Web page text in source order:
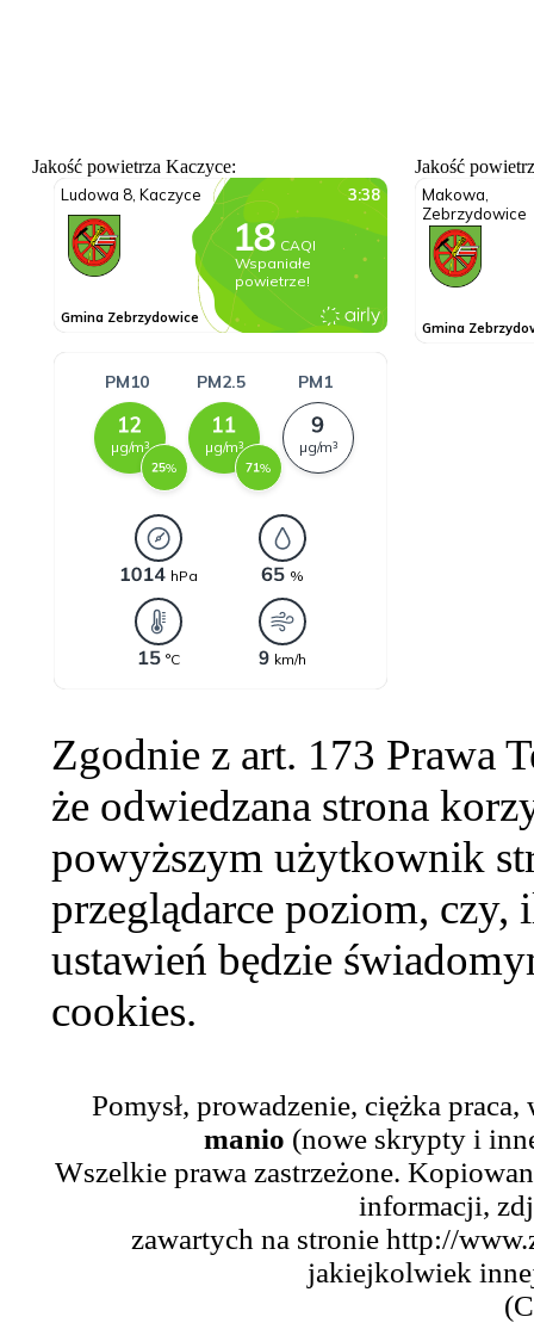
Jakość powietrza Kaczyce: Jakość
Zgodnie z art. 173 Prawa
że odwiedzana strona
powyższym użytkownik
przeglądarce poziom,
ustawień będzie
cookies.
Pomysł, prowadzenie, ciężka
manio (nowe skrypty i
Wszelkie prawa zastrzeżone.
informacji,
zawartych na stronie http://
jakiejkolwiek